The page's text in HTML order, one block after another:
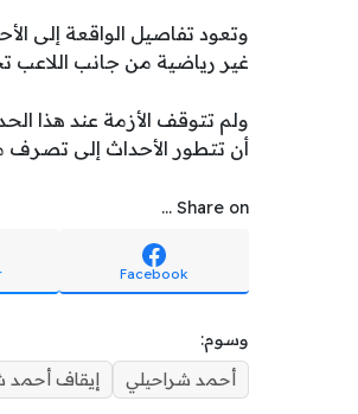
وتعود تفاصيل الواقعة إلى
غير رياضية من جانب اللاعب
ولم تتوقف الأزمة عند هذا
أن تتطور الأحداث إلى تصرف
Share on ...
Facebook
وسوم:
أحمد شراحيلي
إيقاف أحمد